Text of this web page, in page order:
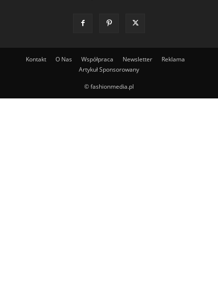
Kontakt O Nas Współpraca Newsletter
Reklama
Artykuł Sponsorowany
© fashionmedia.pl